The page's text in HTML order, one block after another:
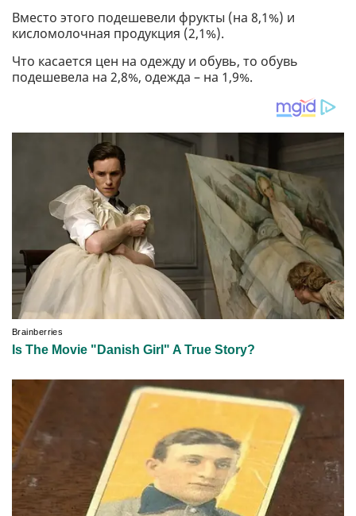
Вместо этого подешевели фрукты (на 8,1%) и
кисломолочная продукция (2,1%).
Что касается цен на одежду и обувь, то обувь
подешевела на 2,8%, одежда – на 1,9%.